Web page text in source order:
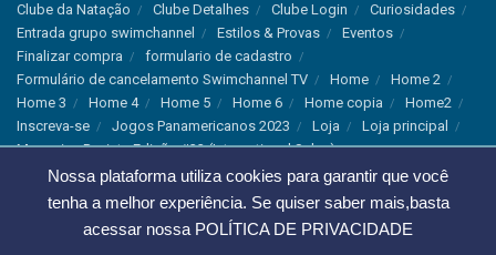
Nossa plataforma utiliza cookies para garantir que você
tenha a melhor experiência. Se quiser saber mais,basta
acessar nossa POLÍTICA DE PRIVACIDADE
Clube da Natação
Clube Detalhes Clube Login
Curiosidades
Entrada grupo swimchannel
Estilos & Provas
Eventos
Finalizar compra
formulario de cadastro
Formulário de cancelamento Swimchannel TV
Home
Home 2
Home 3
Home 4 Home 5 Home 6 Home copia
Home2
Inscreva-se
Jogos Panamericanos 2023 Loja
Loja principal
Magazine Revista Edição #33 (International Sales)
Magazine Swimchannel (International Sale)
Marcas
Minha conta
Newsletter Notícias
Notícias Instagram
Política de Cancelamento
Política de privacidade